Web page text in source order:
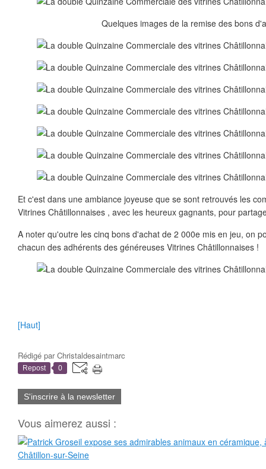
Quelques images de la remise des bons
Et c'est dans une ambiance joyeuse que se sont retrouvés les
Vitrines Châtillonnaises , avec les heureux gagnants, pour
A noter qu'outre les cinq bons d'achat de 2 000e mis en jeu, on
chacun des adhérents des généreuses Vitrines Châtillonnaises !
[Haut]
Rédigé parChristaldesaintmarc
Repost 0
S'inscrire à la newsletter
Vous aimerez aussi :